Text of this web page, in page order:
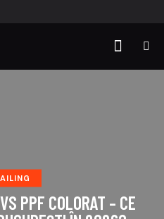
PPF COLORAT – CE